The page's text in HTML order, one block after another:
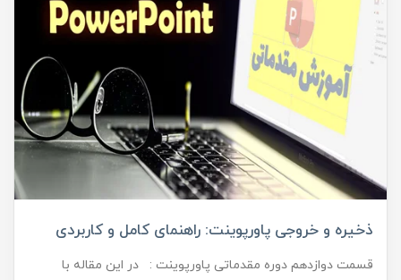
ذخیره و خروجی پاورپوینت: راهنمای کامل و کاربردی
قسمت دوازدهم دوره مقدماتی پاورپوینت : در این مقاله با